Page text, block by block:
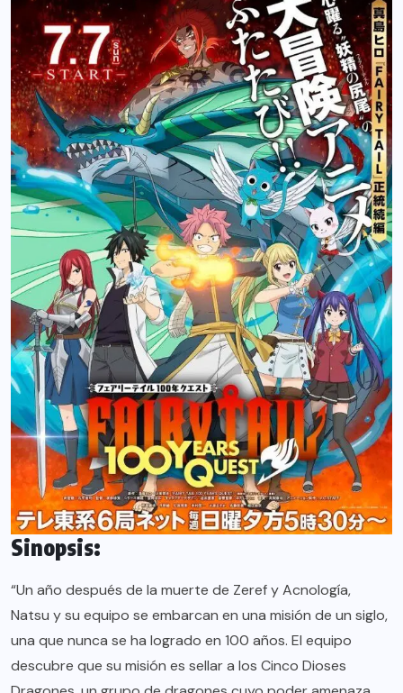
Sinopsis:
“Un año después de la muerte de Zeref y Acnología,
Natsu y su equipo se embarcan en una misión de un siglo,
una que nunca se ha logrado en 100 años. El equipo
descubre que su misión es sellar a los Cinco Dioses